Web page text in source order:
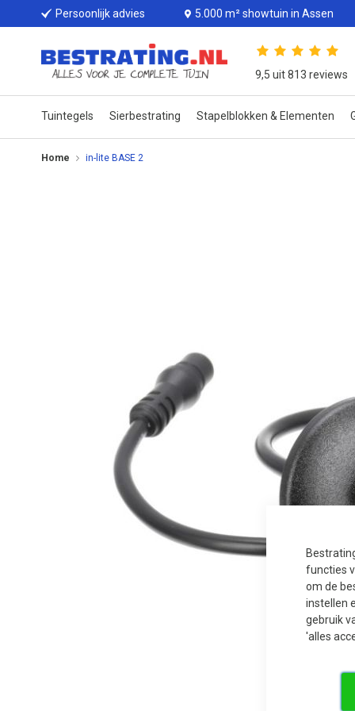
functies
om de
instellen
gebruik
'alles
Persoonlijk advies 5.000 m² showtuin in Assen
9,5 uit 813 reviews
Tuintegels Sierbestrating Stapelblokken & Elementen
Home in-lite BASE 2